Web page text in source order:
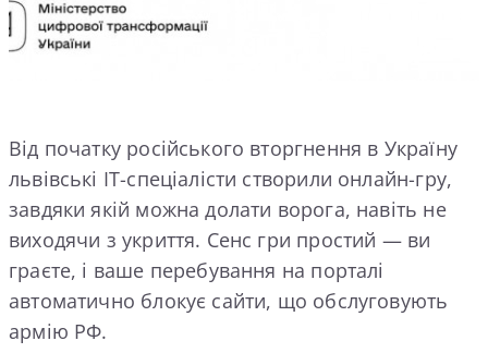
Від початку російського вторгнення в Україну
львівські ІТ-спеціалісти створили онлайн-гру,
завдяки якій можна долати ворога, навіть не
виходячи з укриття. Сенс гри простий — ви
граєте, і ваше перебування на порталі
автоматично блокує сайти, що обслуговують
армію РФ.